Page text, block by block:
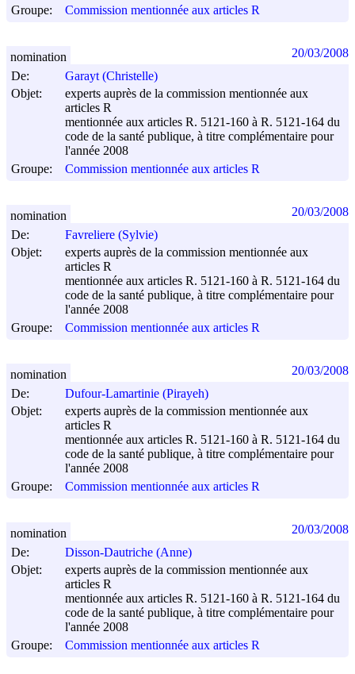
Groupe:
Commission mentionnée aux articles R
De:
Garayt (Christelle)
Objet:
experts auprès de la commission mentionnée aux
articles R
mentionnée aux articles R. 5121-160 à R. 5121-164 du
code de la santé publique, à titre complémentaire pour
l'année 2008
Groupe:
Commission mentionnée aux articles R
nomination 20/03/2008
De:
Favreliere (Sylvie)
Objet:
experts auprès de la commission mentionnée aux
articles R
mentionnée aux articles R. 5121-160 à R. 5121-164 du
code de la santé publique, à titre complémentaire pour
l'année 2008
Groupe:
Commission mentionnée aux articles R
nomination 20/03/2008
De:
Dufour-Lamartinie (Pirayeh)
Objet:
experts auprès de la commission mentionnée aux
articles R
mentionnée aux articles R. 5121-160 à R. 5121-164 du
code de la santé publique, à titre complémentaire pour
l'année 2008
Groupe:
Commission mentionnée aux articles R
nomination 20/03/2008
De:
Disson-Dautriche (Anne)
Objet:
experts auprès de la commission mentionnée aux
articles R
mentionnée aux articles R. 5121-160 à R. 5121-164 du
code de la santé publique, à titre complémentaire pour
l'année 2008
Groupe:
Commission mentionnée aux articles R
nomination 20/03/2008